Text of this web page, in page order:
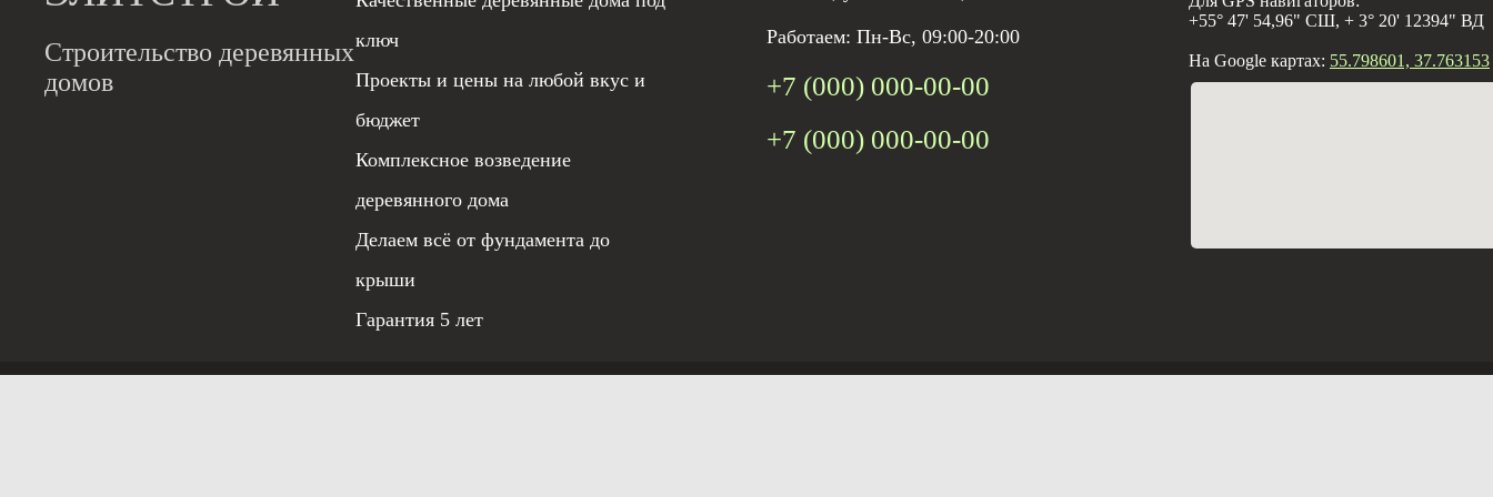
Строительство деревянных
домов
ключ
Проекты и цены на любой вкус и
бюджет
Комплексное возведение
деревянного дома
Делаем всё от фундамента до
крыши
Гарантия 5 лет
Работаем: Пн-Вс, 09:00-20:00
+7 (000) 000-00-00
+7 (000) 000-00-00
+55° 47' 54,96" СШ, + 3° 20' 12394" ВД
На Google картах: 55.798601, 37.763153